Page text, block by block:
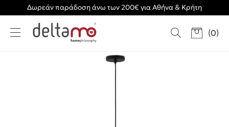
Δωρεάν παράδοση άνω των 200€ για Αθήνα & Κρήτη
(0)